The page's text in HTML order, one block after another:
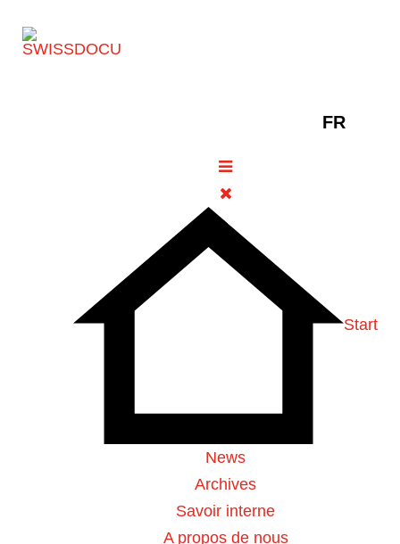
FR
Start
News
Archives
Savoir interne
A propos de nous
Swissmedic met en garde : les «
produits amincissants » et «
préparations dépuratives »
illégaux peuvent vous rendre
Informations
générales
250
Swissmedic informe :